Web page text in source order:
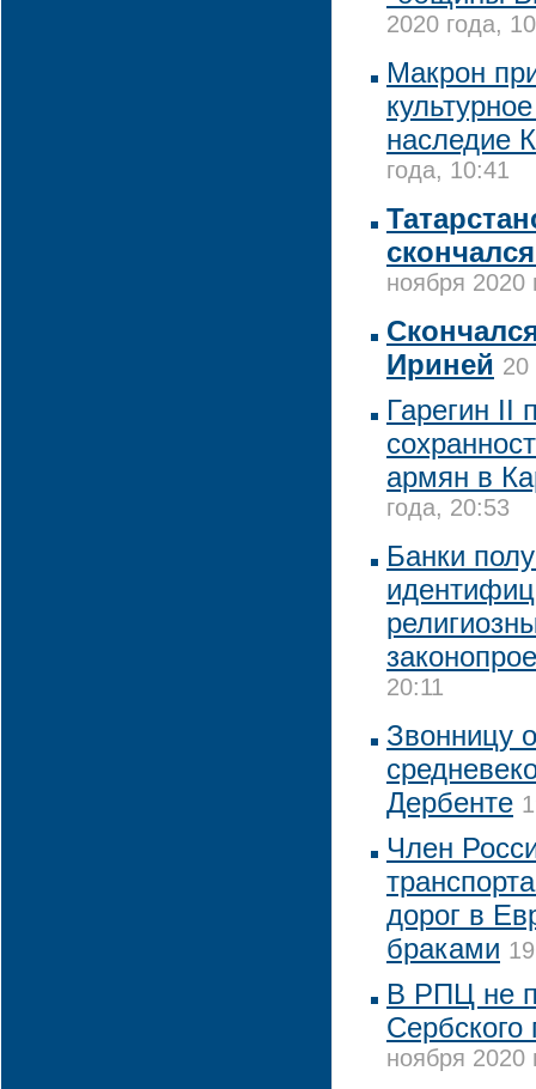
2020 года,
Макрон
наследие
года, 10:41
ноября 2020
Ириней 20
Гарегин II
армян в
года, 20:53
Банки
20:11
Звонницу
Дербенте
Член
дорог в
браками
В РПЦ не
Сербского
ноября 2020